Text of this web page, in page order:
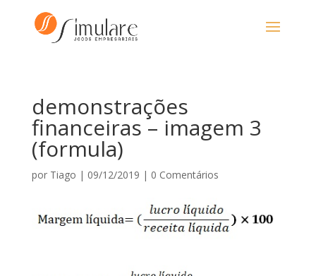
demonstrações
financeiras – imagem 3
(formula)
por Tiago | 09/12/2019 | 0 Comentários